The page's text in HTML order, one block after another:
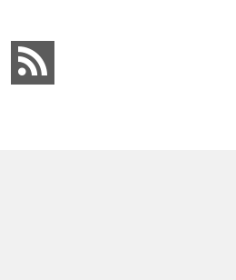
トにおすすめします。 ダ
ウンロードしてテキス